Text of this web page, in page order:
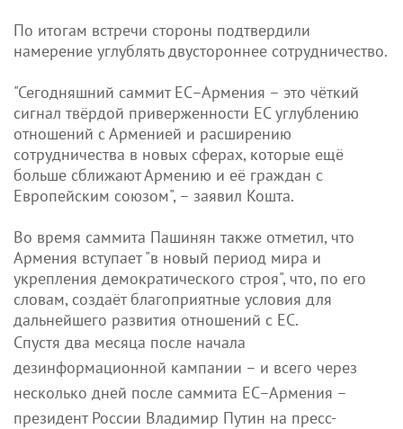
По итогам встречи стороны подтвердили
намерение углублять двустороннее сотрудничество.
"Сегодняшний саммит ЕС–Армения – это чёткий
сигнал твёрдой приверженности ЕС углублению
отношений с Арменией и расширению
сотрудничества в новых сферах, которые ещё
больше сближают Армению и её граждан с
Европейским союзом", – заявил Кошта.
Во время саммита Пашинян также отметил, что
Армения вступает "в новый период мира и
укрепления демократического строя", что, по его
словам, создаёт благоприятные условия для
дальнейшего развития отношений с ЕС.
Спустя два месяца после начала
дезинформационной кампании – и всего через
несколько дней после саммита ЕС–Армения –
президент России Владимир Путин на пресс-